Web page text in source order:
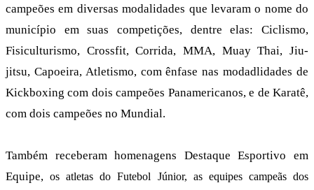
campeões em diversas modalidades que levaram o nome do
município em suas competições, dentre elas: Ciclismo,
Fisiculturismo, Crossfit, Corrida, MMA, Muay Thai, Jiu-
jitsu, Capoeira, Atletismo, com ênfase nas modadlidades de
Kickboxing com dois campeões Panamericanos, e de Karatê,
com dois campeões no Mundial.
Também receberam homenagens Destaque Esportivo em
Equipe,os atletas do Futebol Júnior, as equipes campeãs dos